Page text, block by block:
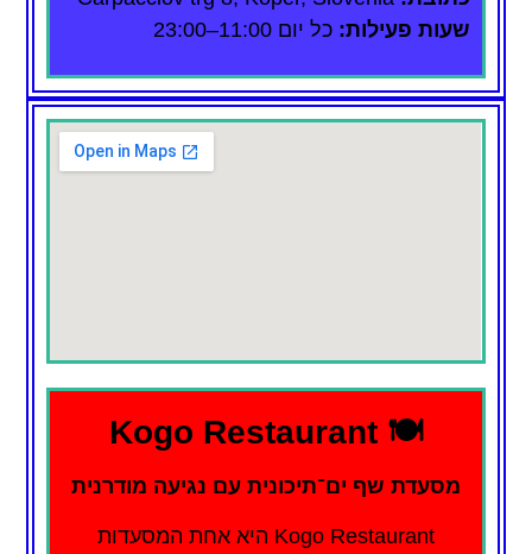
שעות פעילות: כל יום 11:00–23:00
🍽️ Kogo Restaurant
מסעדת שף ים־תיכונית עם נגיעה מודרנית
Kogo Restaurant היא אחת המסעדות